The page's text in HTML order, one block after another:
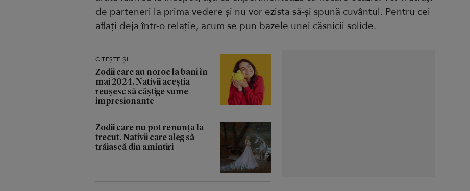
de parteneri la prima vedere și nu vor ezista să-și spună cuvântul. Pentru cei
aflați deja într-o relație, acum se pun bazele unei căsnicii solide.
CITEȘTE ȘI
Zodii care au noroc la bani în
mai 2024. Nativii aceștia
reușesc să câștige sume
impresionante
Zodii care nu pot renunța la
trecut. Nativii care aleg să
trăiască din amintiri